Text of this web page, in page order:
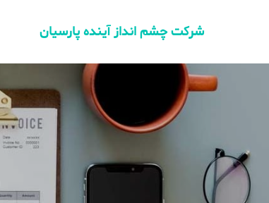
شرکت چشم انداز آینده پارسیان